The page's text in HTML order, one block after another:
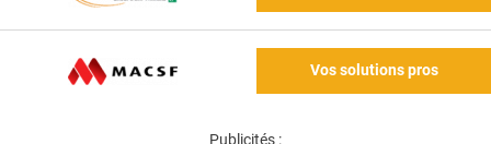
Vos solutions pros
Publicités :